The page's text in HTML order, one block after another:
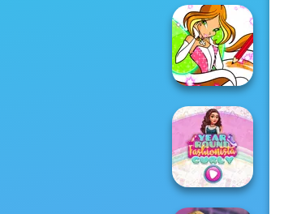
Cyber Chic
Makeover
Queens
Winx Paint Fairy
Color